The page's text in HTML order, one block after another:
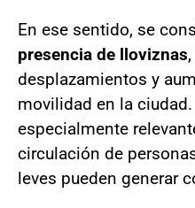
En ese sentido, se
presencia de lloviznas
desplazamientos y
movilidad en la
especialmente
circulación de
leves pueden generar